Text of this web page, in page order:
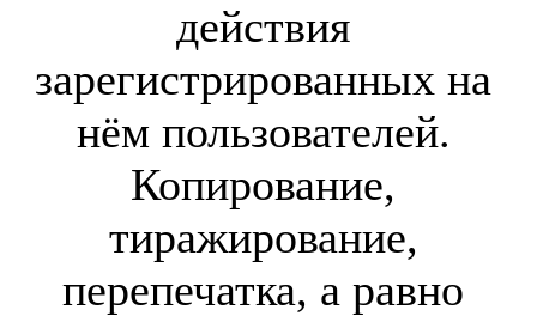
действия
зарегистрированных на
нём пользователей.
Копирование,
тиражирование,
перепечатка, а равно